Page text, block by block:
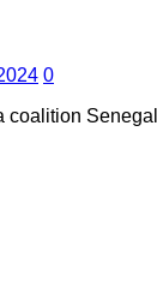
0
coalition